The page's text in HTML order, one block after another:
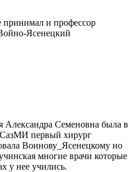
принимал и профессор
Ясенецкий
Александра Семеновна была в
СазМИ первый хирург
Воинову_Ясенецкому но
многие врачи которые
у нее учились.